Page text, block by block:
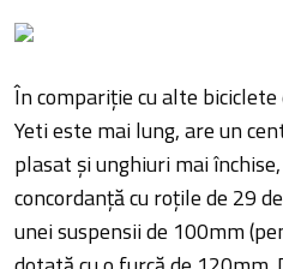
În compariție cu alte biciclete
Yeti este mai lung, are un
plasat și unghiuri mai
concordanță cu roțile de 29
unei suspensii de 100mm